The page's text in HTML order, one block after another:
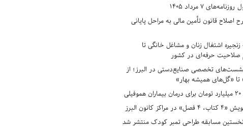
7 مرداد 1405
اصلاح قانون تأمین مالی به مراحل پایانی
اشتغال زنان و مشاغل خانگی تا
صلاحیت حرفه‌ای در کشور
نشست‌های تخصصی صنایع‌دستی در البرز؛ از
«گل‌های همیشه بهار»
مراکز کانون البرز
نخستین مسابقه طراحی تمبر کودک منتشر شد